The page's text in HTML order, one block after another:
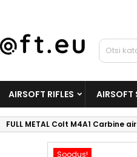
AIRSOFT RIFLES AIRSOFT
FULL METAL Colt M4A1 Carbine
Soodus!